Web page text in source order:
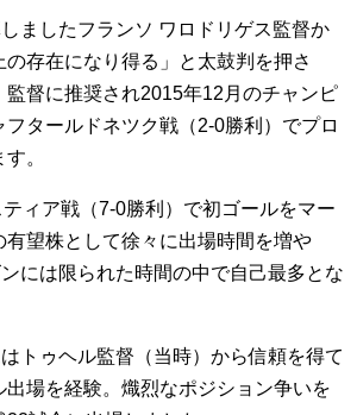
ましたフランソ ワロドリゲス監督か
の存在になり得る」と太鼓判を押さ
監督に推奨され2015年12月のチャンピ
タールドネツク戦（2-0勝利）でプロ
。
ィア戦（7-0勝利）で初ゴールをマー
有望株として徐々に出場時間を増や
には限られた時間の中で自己最多とな
トゥヘル監督（当時）から信頼を得て
出場を経験。熾烈なポジション争いを